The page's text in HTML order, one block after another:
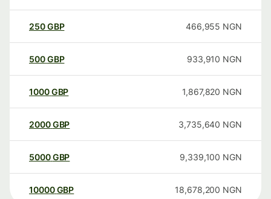
250GBP 466,955 NGN
500GBP 933,910 NGN
1000GBP 1,867,820 NGN
2000GBP 3,735,640 NGN
5000GBP 9,339,100 NGN
10000 GBP 18,678,200 NGN